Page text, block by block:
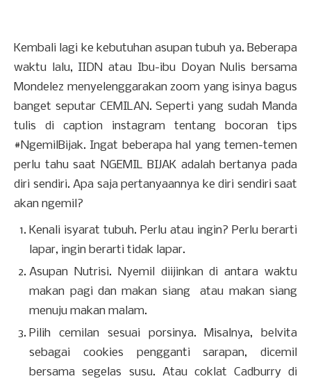
Kembali lagi ke kebutuhan asupan tubuh ya. Beberapa
waktu lalu, IIDN atau Ibu-ibu Doyan Nulis bersama
Mondelez menyelenggarakan zoom yang isinya bagus
banget seputar CEMILAN. Seperti yang sudah Manda
tulis di caption instagram tentang bocoran tips
#NgemilBijak. Ingat beberapa hal yang temen-temen
perlu tahu saat NGEMIL BIJAK adalah bertanya pada
diri sendiri. Apa saja pertanyaannya ke diri sendiri saat
akan ngemil?
Kenali isyarat tubuh. Perlu atau ingin? Perlu berarti
lapar, ingin berarti tidak lapar.
Asupan Nutrisi. Nyemil diijinkan di antara waktu
makan pagi dan makan siang atau makan siang
menuju makan malam.
Pilih cemilan sesuai porsinya. Misalnya, belvita
sebagai cookies pengganti sarapan, dicemil
bersama segelas susu. Atau coklat Cadburry di